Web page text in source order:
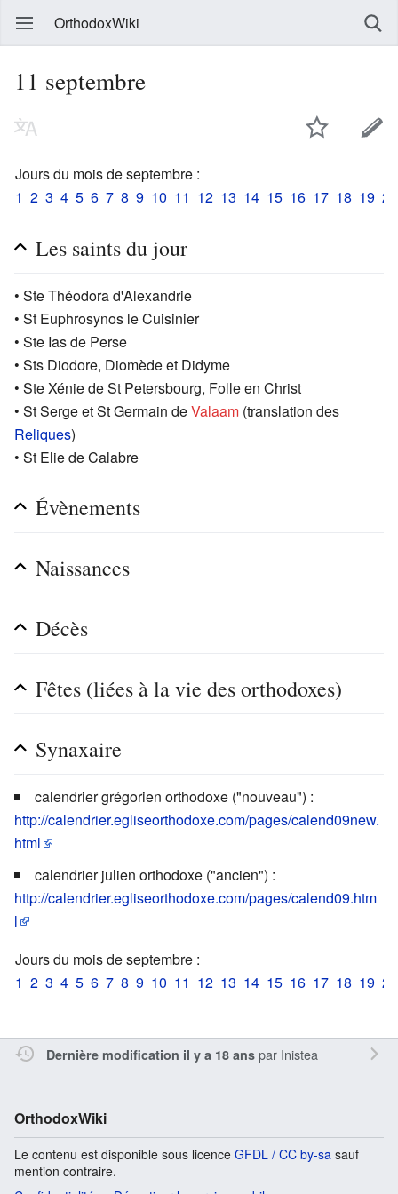
OrthodoxWiki
11 septembre
Jours du mois de septembre :
1 2 3 4 5 6 7 8 9 10 11 12 13 14 15 16 17 18 19 20
Les saints du jour
• Ste Théodora d'Alexandrie
• St Euphrosynos le Cuisinier
• Ste Ias de Perse
• Sts Diodore, Diomède et Didyme
• Ste Xénie de St Petersbourg, Folle en Christ
• St Serge et St Germain deValaam (translation des
Reliques)
• St Elie de Calabre
Évènements
Naissances
Décès
Fêtes (liées à la vie des orthodoxes)
Synaxaire
calendrier grégorien orthodoxe ("nouveau") :
http://calendrier.egliseorthodoxe.com/pages/calend09new.
html
calendrier julien orthodoxe ("ancien") :
http://calendrier.egliseorthodoxe.com/pages/calend09.htm
l
Jours du mois de septembre :
1 2 3 4 5 6 7 8 9 10 11 12 13 14 15 16 17 18 19 20
Dernière modification il y a 18 anspar Inistea
OrthodoxWiki
Le contenu est disponible sous licence GFDL / CC by-sa sauf
mention contraire.